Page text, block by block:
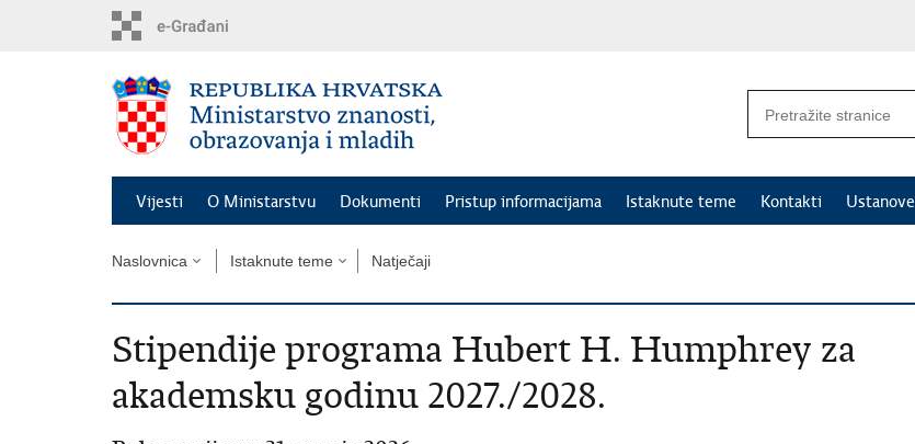
Vijesti O Ministarstvu Dokumenti Pristup informacijama Istaknute teme Kontakti Ustanove
Naslovnica Istaknute teme Natječaji
Stipendije programa Hubert H. Humphrey za
akademsku godinu 2027./2028.